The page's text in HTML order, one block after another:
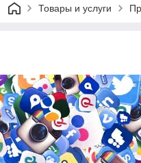
Товары и услуги